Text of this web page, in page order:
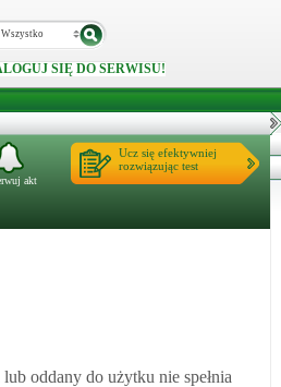
Wszystko
SIĘ DO SERWISU!
Ucz się efektywniej
rozwiązując test
akt
oddany do użytku nie spełnia